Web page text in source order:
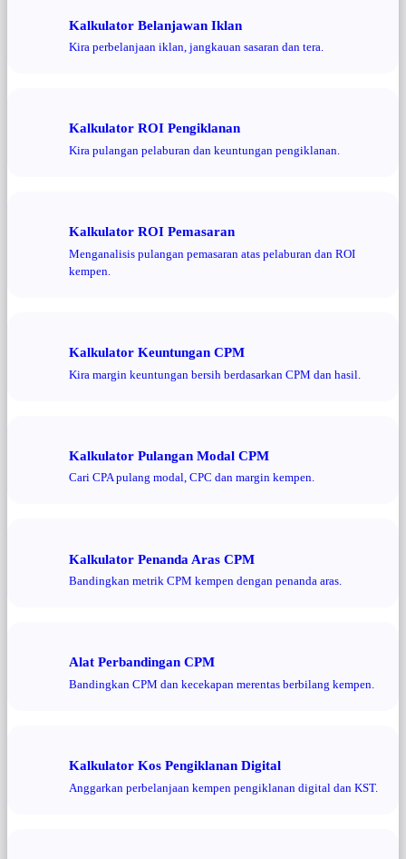
Kalkulator Belanjawan Iklan
Kira perbelanjaan iklan, jangkauan sasaran dan tera.
Kalkulator ROI Pengiklanan
Kira pulangan pelaburan dan keuntungan pengiklanan.
Kalkulator ROI Pemasaran
Menganalisis pulangan pemasaran atas pelaburan dan ROI
kempen.
Kalkulator Keuntungan CPM
Kira margin keuntungan bersih berdasarkan CPM dan hasil.
Kalkulator Pulangan Modal CPM
Cari CPA pulang modal, CPC dan margin kempen.
Kalkulator Penanda Aras CPM
Bandingkan metrik CPM kempen dengan penanda aras.
Alat Perbandingan CPM
Bandingkan CPM dan kecekapan merentas berbilang kempen.
Kalkulator Kos Pengiklanan Digital
Anggarkan perbelanjaan kempen pengiklanan digital dan KST.